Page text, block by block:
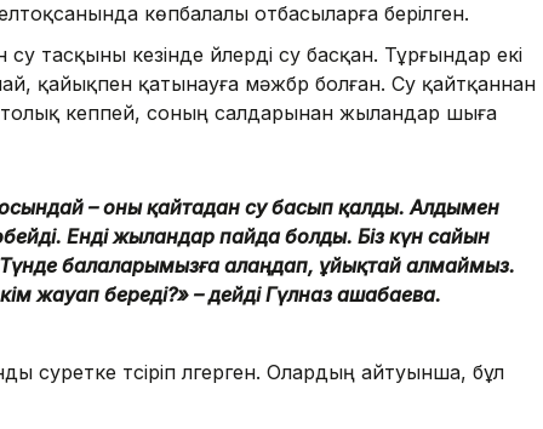
көпбалалы отбасыларға берілген.
тасқыны кезінде үйлерді су басқан. Тұрғындар екі
қайықпен қатынауға мәжбүр болған. Су қайтқаннан
кеппей, соның салдарынан жыландар шыға
осындай – оны қайтадан су басып қалды. Алдымен
Енді жыландар пайда болды. Біз күн сайын
балаларымызға алаңдап, ұйықтай алмаймыз.
жауап береді?» – дейді Гүлназ Қашабаева.
түсіріп үлгерген. Олардың айтуынша, бұл